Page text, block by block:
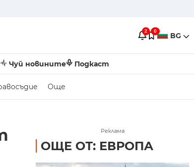
2 0 BG
Чуй новините Подкаст
Още
Реклама
ОЩЕ ОТ: ЕВРОПА